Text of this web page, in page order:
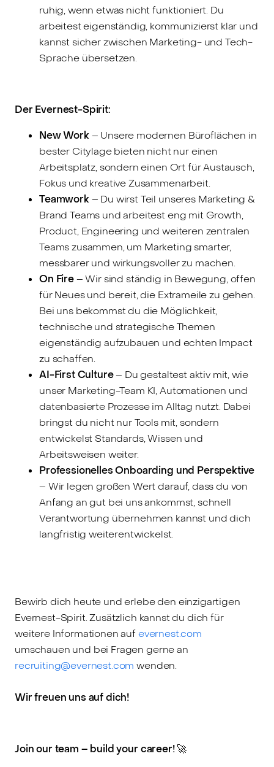
ruhig, wenn etwas nicht funktioniert. Du
arbeitest eigenständig, kommunizierst klar und
kannst sicher zwischen Marketing- und Tech-
Sprache übersetzen.
Der Evernest-Spirit:
New Work– Unsere modernen Büroflächen in
bester Citylage bieten nicht nur einen
Arbeitsplatz, sondern einen Ort für Austausch,
Fokus und kreative Zusammenarbeit.
Teamwork– Du wirst Teil unseres Marketing &
Brand Teams und arbeitest eng mit Growth,
Product, Engineering und weiteren zentralen
Teams zusammen, um Marketing smarter,
messbarer und wirkungsvoller zu machen.
On Fire– Wir sind ständig in Bewegung, offen
für Neues und bereit, die Extrameile zu gehen.
Bei uns bekommst du die Möglichkeit,
technische und strategische Themen
eigenständig aufzubauen und echten Impact
zu schaffen.
AI-First Culture– Du gestaltest aktiv mit, wie
unser Marketing-Team KI, Automationen und
datenbasierte Prozesse im Alltag nutzt. Dabei
bringst du nicht nur Tools mit, sondern
entwickelst Standards, Wissen und
Arbeitsweisen weiter.
Professionelles Onboarding und Perspektive
– Wir legen großen Wert darauf, dass du von
Anfang an gut bei uns ankommst, schnell
Verantwortung übernehmen kannst und dich
langfristig weiterentwickelst.
Bewirb dich heute und erlebe den einzigartigen
Evernest-Spirit. Zusätzlich kannst du dich für
weitere Informationen aufevernest.com
umschauen und bei Fragen gerne an
recruiting@evernest.com wenden.
Wir freuen uns auf dich!
Join our team – build your career! 🚀